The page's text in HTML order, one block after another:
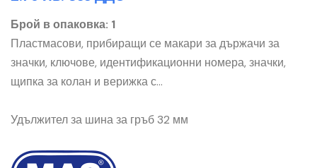
Брой в опаковка: 1
Пластмасови, прибиращи се макари за държачи за
значки, ключове, идентификационни номера, значки,
щипка за колан и верижка с...
Удължител за шина за гръб 32 мм